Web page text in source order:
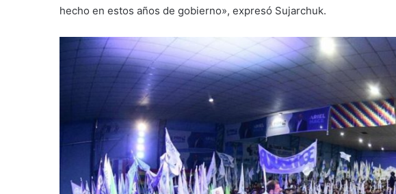
hecho en estos años de gobierno», expresó Sujarchuk.